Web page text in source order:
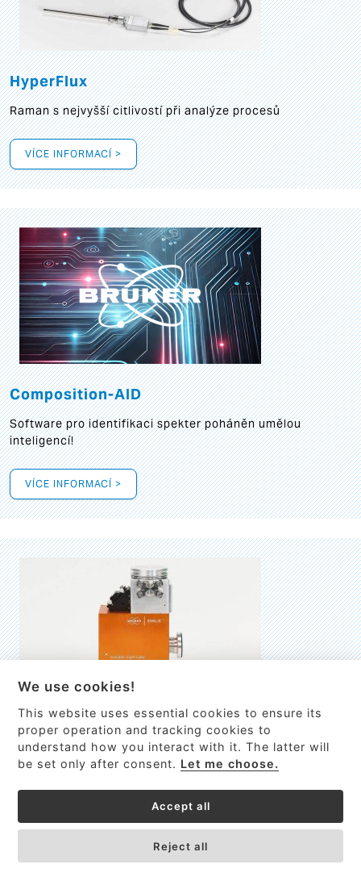
HyperFlux
Raman s nejvyšší citlivostí při analýze procesů
VÍCE INFORMACÍ >
Composition-AID
Software pro identifikaci spekter poháněn umělou
inteligencí!
VÍCE INFORMACÍ >
EMILIE
První nano-elektro-mechanický (NEMS) FTIR analyzátor
We use cookies!
This website uses essential cookies to ensure its
proper operation and tracking cookies to
understand how you interact with it. The latter will
be set only after consent. Let me choose.
Accept all
Reject all